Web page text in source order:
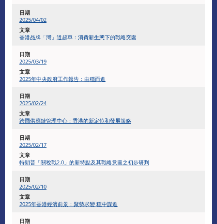
2025/04/02
香港品牌「灣」道超車：消費新生態下的戰略突圍
2025/03/19
2025年中央政府工作報告：由穩而進
2025/02/24
跨國供應鏈管理中心：香港的新定位和發展策略
2025/02/17
特朗普「關稅戰2.0」的新特點及其戰略意圖之初步研判
2025/02/10
2025年香港經濟前景：聚勢求變 穩中謀進